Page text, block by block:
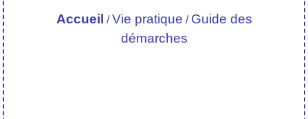
Accueil /Vie pratique / Guide des
démarches